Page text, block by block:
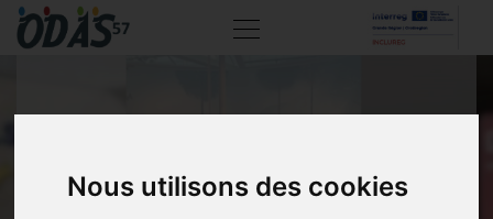
Nous utilisons des cookies
À STRASBOURG